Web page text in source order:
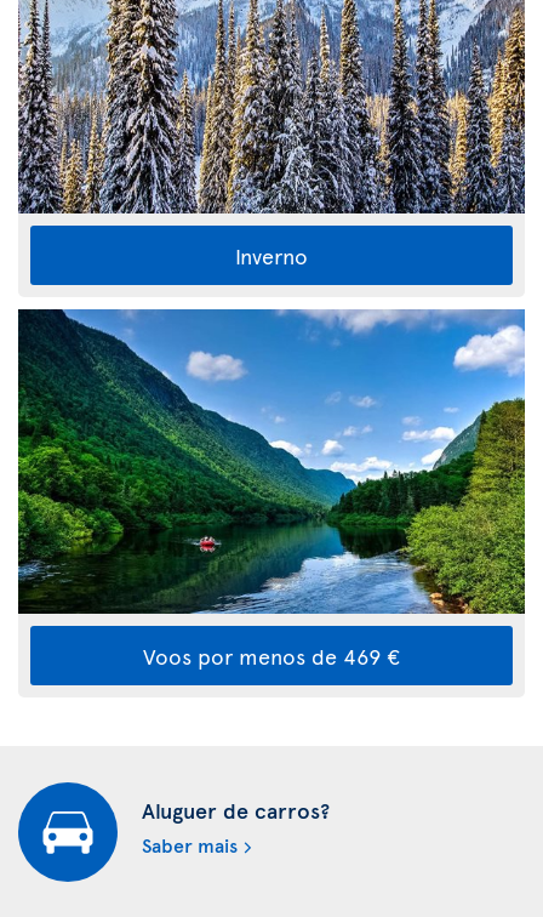
Inverno
Voos por menos de 469 €
Aluguer de carros?
Saber mais